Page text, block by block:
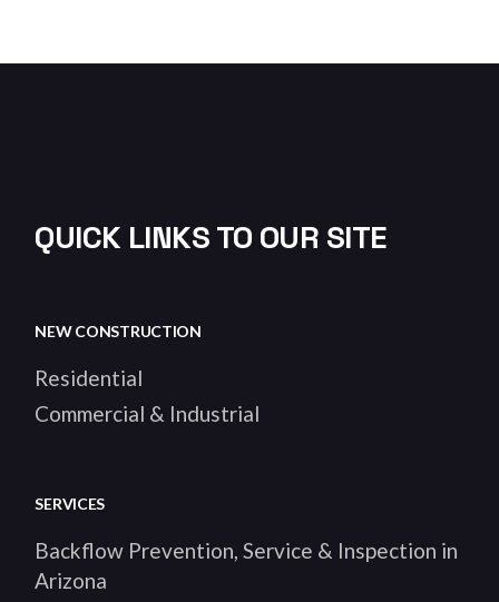
QUICK LINKS TO OUR SITE
NEW CONSTRUCTION
Residential
Commercial & Industrial
SERVICES
Backflow Prevention, Service & Inspection in
Arizona